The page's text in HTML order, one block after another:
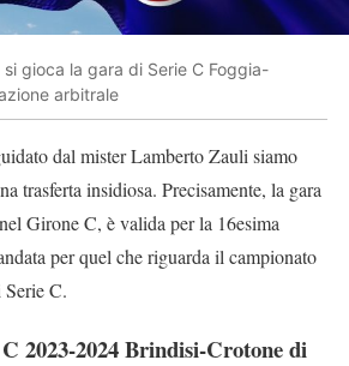
gioca la gara di Serie C Foggia-
arbitrale
dal mister Lamberto Zauli siamo
trasferta insidiosa. Precisamente, la gara
Girone C, è valida per la 16esima
per quel che riguarda il campionato
C.
2023-2024 Brindisi-Crotone di